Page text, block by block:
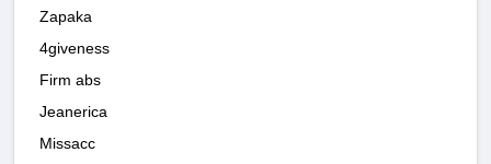
Zapaka
4giveness
Firm abs
Jeanerica
Missacc